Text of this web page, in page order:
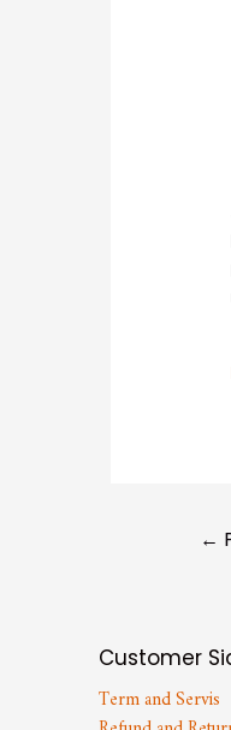
←
Customer
Term and Servis